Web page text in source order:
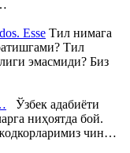
Esse Тил нимага
Тил
эмасмиди? Биз
Ўзбек адабиёти
ниҳоятда бой.
чин…